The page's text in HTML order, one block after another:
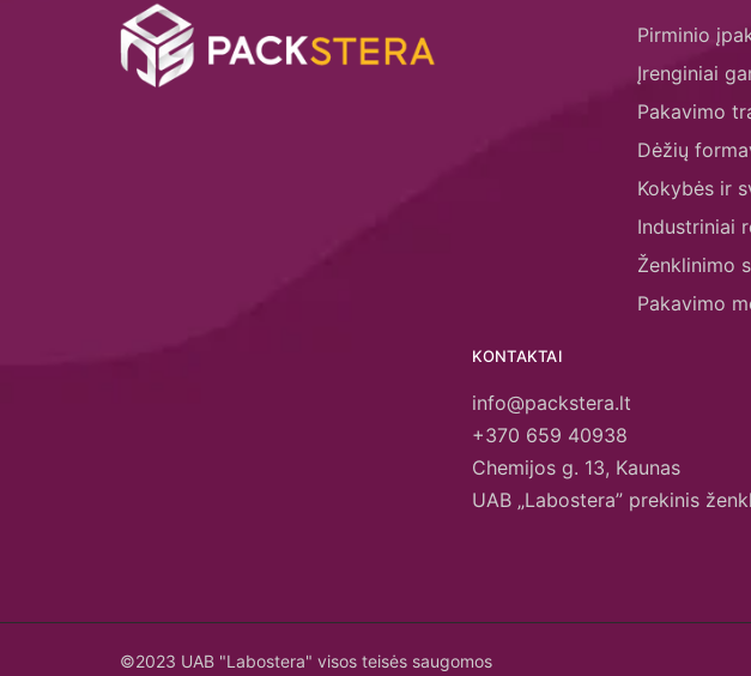
Pirminio
Įrenginiai
Pakavimo
Dėžių
Kokybės ir
Industriniai
Ženklinimo
Pakavimo
KONTAKTAI
info@packstera.lt
+370 659 40938
Chemijos g. 13, Kaunas
UAB „Labostera” prekinis
©2023 UAB "Labostera" visos teisės saugomos